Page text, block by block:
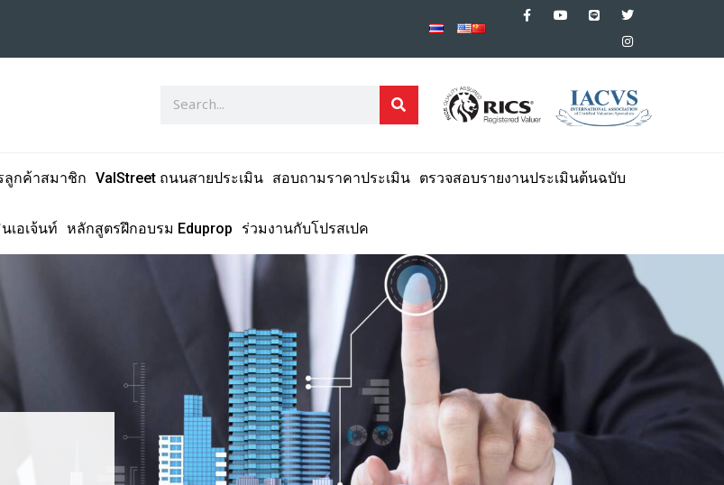
ลูกค้าสมาชิก ValStreet ถนนสายประเมิน สอบถามราคาประเมิน ตรวจสอบรายงานประเมินต้นฉบับ
เอเจ้นท์ หลักสูตรฝึกอบรม Eduprop ร่วมงานกับโปรสเปค